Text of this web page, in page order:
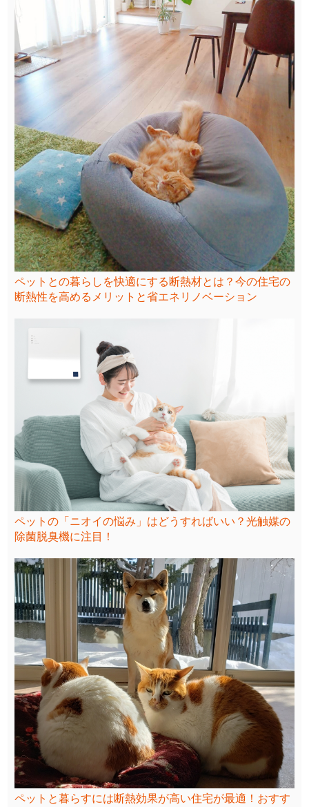
ペットとの暮らしを快適にする断熱材とは？今の住宅の
断熱性を高めるメリットと省エネリノベーション
ペットの「ニオイの悩み」はどうすればいい？光触媒の
除菌脱臭機に注目！
ペットと暮らすには断熱効果が高い住宅が最適！おすす